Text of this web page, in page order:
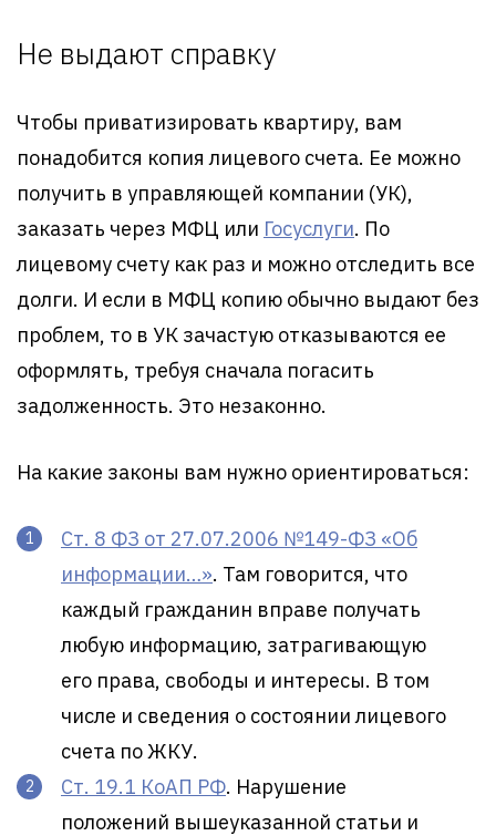
Не выдают справку
Чтобы приватизировать квартиру, вам
понадобится копия лицевого счета. Ее можно
получить в управляющей компании (УК),
заказать через МФЦ или Госуслуги. По
лицевому счету как раз и можно отследить все
долги. И если в МФЦ копию обычно выдают без
проблем, то в УК зачастую отказываются ее
оформлять, требуя сначала погасить
задолженность. Это незаконно.
На какие законы вам нужно ориентироваться:
Ст. 8 ФЗ от 27.07.2006 №149-ФЗ «Об
информации…». Там говорится, что
каждый гражданин вправе получать
любую информацию, затрагивающую
его права, свободы и интересы. В том
числе и сведения о состоянии лицевого
счета по ЖКУ.
Ст. 19.1 КоАП РФ. Нарушение
положений вышеуказанной статьи и